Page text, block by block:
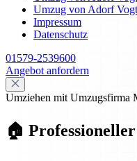
Umzug von Adorf
Impressum
Datenschutz
01579-2539600
Angebot anfordern
Umziehen mit Umzugsfirma
🏠